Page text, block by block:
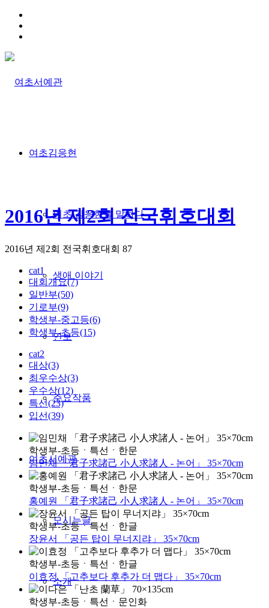
여초김응현
여초 김응현을 말하다
생애 이야기
연보
주요작품
여초서예관
모시는글
소개
2016년 제2회 전국휘호대회
2016년 제2회 전국휘호대회 87
cat1
대회개요(7)
일반부(50)
기로부(9)
학생부-중고등(6)
학생부-초등(15)
cat2
대상(3)
최우수상(3)
우수상(12)
특선(23)
입선(39)
학생부-초등 ㆍ 특선 ㆍ 한문
임민채 「君子求諸己 小人求諸人 - 논어」 35×70cm
학생부-초등 ㆍ 특선 ㆍ 한문
홍예원 「君子求諸己 小人求諸人 - 논어」 35×70cm
학생부-초등ㆍ특선 ㆍ 한글
장윤서 「공든 탑이 무너지랴」 35×70cm
학생부-초등 ㆍ 특선 ㆍ 한글
이효정 「고추보다 후추가 더 맵다」 35×70cm
학생부-초등 ㆍ 특선 ㆍ 문인화